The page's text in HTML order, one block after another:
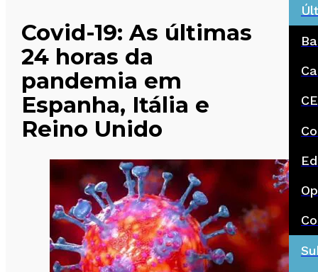
Covid-19: As últimas
24 horas da
pandemia em
Espanha, Itália e
Reino Unido